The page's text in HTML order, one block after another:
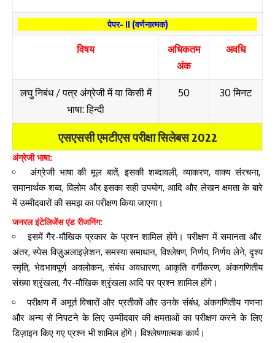
पेपर- II (वर्णनात्मक)
विषय
अधिकतम
अंक
अवधि
लघु निबंध / पत्र अंग्रेजी में या किसी में
भाषा: हिन्दी
50 30 मिनट
एसएससी एमटीएस परीक्षा सिलेबस 2022
अंग्रेजी भाषा:
अंग्रेजी भाषा की मूल बातें, इसकी शब्दावली, व्याकरण, वाक्य संरचना,
समानार्थक शब्द, विलोम और इसका सही उपयोग, आदि और लेखन क्षमता के बारे
में उम्मीदवारों की समझ का परीक्षण किया जाएगा।
जनरल इंटेलिजेंस एंड रीजनिंग:
इसमें गैर-मौखिक प्रकार के प्रश्न शामिल होंगे। परीक्षण में समानता और
अंतर, स्पेस विज़ुअलाइज़ेशन, समस्या समाधान, विश्लेषण, निर्णय, निर्णय लेने, दृश्य
स्मृति, भेदभावपूर्ण अवलोकन, संबंध अवधारणा, आकृति वर्गीकरण, अंकगणितीय
संख्या श्रृंखला, गैर-मौखिक श्रृंखला आदि पर प्रश्न शामिल होंगे।
परीक्षण में अमूर्त विचारों और प्रतीकों और उनके संबंध, अंकगणितीय गणना
और अन्य से निपटने के लिए उम्मीदवार की क्षमताओं का परीक्षण करने के लिए
डिज़ाइन किए गए प्रश्न भी शामिल होंगे। विश्लेषणात्मक कार्य।